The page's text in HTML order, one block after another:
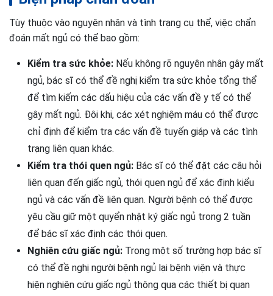
Tùy thuộc vào nguyên nhân và tình trạng cụ thể, việc chẩn
đoán mất ngủ có thể bao gồm:
Kiểm tra sức khỏe: Nếu không rõ nguyên nhân gây mất
ngủ, bác sĩ có thể đề nghị kiểm tra sức khỏe tổng thể
để tìm kiếm các dấu hiệu của các vấn đề y tế có thể
gây mất ngủ. Đôi khi, các xét nghiệm máu có thể được
chỉ định để kiểm tra các vấn đề tuyến giáp và các tình
trạng liên quan khác.
Kiểm tra thói quen ngủ: Bác sĩ có thể đặt các câu hỏi
liên quan đến giấc ngủ, thói quen ngủ để xác định kiểu
ngủ và các vấn đề liên quan. Người bệnh có thể được
yêu cầu giữ một quyển nhật ký giấc ngủ trong 2 tuần
để bác sĩ xác định các thói quen.
Nghiên cứu giấc ngủ: Trong một số trường hợp bác sĩ
có thể đề nghị người bệnh ngủ lại bệnh viện và thực
hiện nghiên cứu giấc ngủ thông qua các thiết bị quan